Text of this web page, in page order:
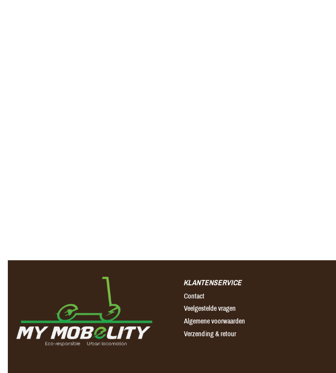
KLANTENSERVICE
Contact
Veelgestelde vragen
Algemene voorwaarden
Verzending & retour